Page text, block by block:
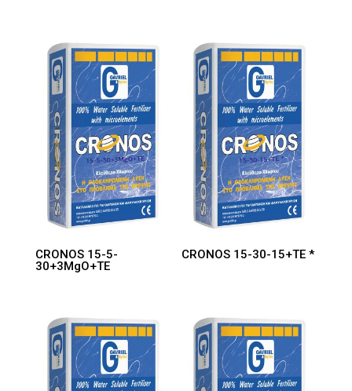
CRONOS 15-5-
30+3MgO+TE
CRONOS 15-30-15+TE *